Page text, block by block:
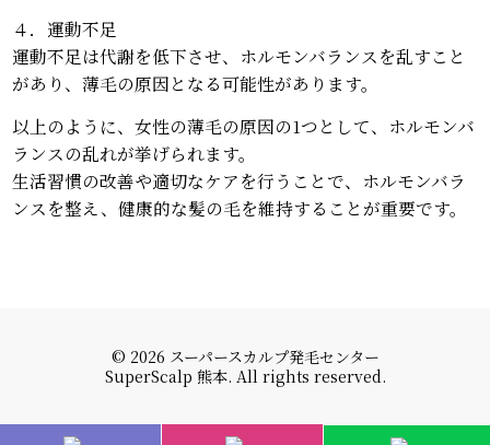
４．運動不足
運動不足は代謝を低下させ、ホルモンバランスを乱すこと
があり、薄毛の原因となる可能性があります。
以上のように、女性の薄毛の原因の1つとして、ホルモンバ
ランスの乱れが挙げられます。
生活習慣の改善や適切なケアを行うことで、ホルモンバラ
ンスを整え、健康的な髪の毛を維持することが重要です。
© 2026 スーパースカルプ発毛センター
SuperScalp 熊本. All rights reserved.